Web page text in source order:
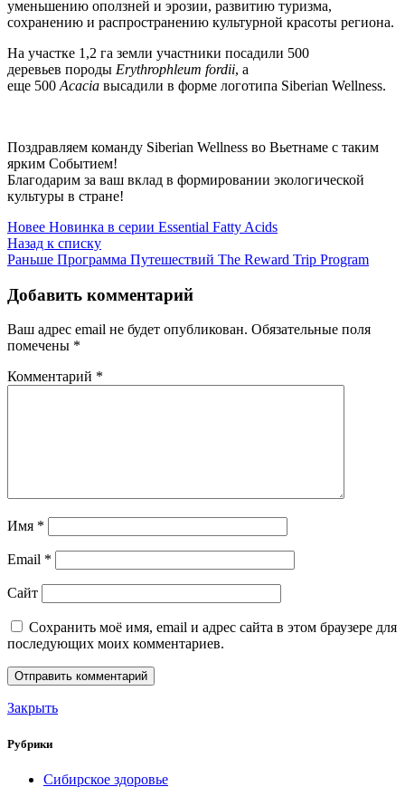
уменьшению оползней и эрозии, развитию туризма,
сохранению и распространению культурной красоты региона.
На участке 1,2 га земли участники посадили 500
деревьев породы Erythrophleum fordii, а
еще 500 Acacia высадили в форме логотипа Siberian Wellness.
Поздравляем команду Siberian Wellness во Вьетнаме с таким
ярким Событием!
Благодарим за ваш вклад в формировании экологической
культуры в стране!
Новее Новинка в серии Essential Fatty Acids
Назад к списку
Раньше Программа Путешествий The Reward Trip Program
Добавить комментарий
Ваш адрес email не будет опубликован. Обязательные поля
помечены *
Комментарий *
Имя *
Email *
Сайт
Сохранить моё имя, email и адрес сайта в этом браузере для
последующих моих комментариев.
Закрыть
Рубрики
Сибирское здоровье